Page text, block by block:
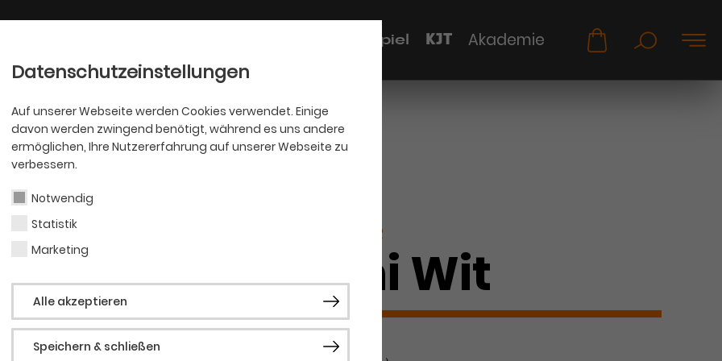
Datenschutzeinstellungen
Auf unserer Webseite werden Cookies verwendet. Einige
davon werden zwingend benötigt, während es uns andere
ermöglichen, Ihre Nutzererfahrung auf unserer Webseite zu
verbessern.
Notwendig
Statistik
Marketing
Alle akzeptieren
Speichern & schließen
Schauspiel KJT Akademie
PHILHARMONIKER
Antoni Wit